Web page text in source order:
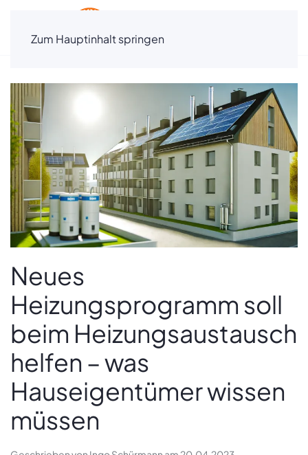
Zum Hauptinhalt springen
Neues
Heizungsprogramm soll
beim Heizungsaustausch
helfen – was
Hauseigentümer wissen
müssen